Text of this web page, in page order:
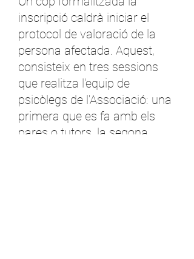
inscripció caldrà iniciar el
protocol de valoració de la
persona afectada. Aquest,
consisteix en tres sessions
que realitza l'equip de
psicòlegs de l'Associació: una
primera que es fa amb els
pares o tutors, la segona,